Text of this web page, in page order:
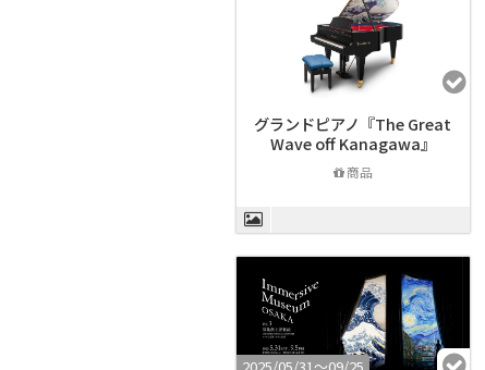
グランドピアノ『The Great
Wave off Kanagawa』
商品